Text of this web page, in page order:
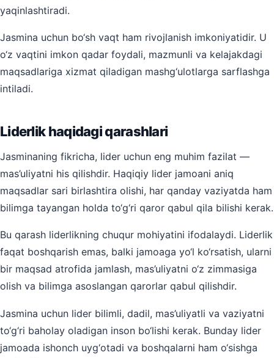
yaqinlashtiradi.
Jasmina uchun bo‘sh vaqt ham rivojlanish imkoniyatidir. U
o‘z vaqtini imkon qadar foydali, mazmunli va kelajakdagi
maqsadlariga xizmat qiladigan mashg‘ulotlarga sarflashga
intiladi.
Liderlik haqidagi qarashlari
Jasminaning fikricha, lider uchun eng muhim fazilat —
mas’uliyatni his qilishdir. Haqiqiy lider jamoani aniq
maqsadlar sari birlashtira olishi, har qanday vaziyatda ham
bilimga tayangan holda to‘g‘ri qaror qabul qila bilishi kerak.
Bu qarash liderlikning chuqur mohiyatini ifodalaydi. Liderlik
faqat boshqarish emas, balki jamoaga yo‘l ko‘rsatish, ularni
bir maqsad atrofida jamlash, mas’uliyatni o‘z zimmasiga
olish va bilimga asoslangan qarorlar qabul qilishdir.
Jasmina uchun lider bilimli, dadil, mas’uliyatli va vaziyatni
to‘g‘ri baholay oladigan inson bo‘lishi kerak. Bunday lider
jamoada ishonch uyg‘otadi va boshqalarni ham o‘sishga